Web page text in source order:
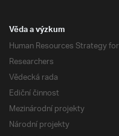
Věda a výzkum
Human Resources Strategy for
Researchers
Vědecká rada
Ediční činnost
Mezinárodní projekty
Národní projekty